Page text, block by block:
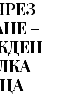
–